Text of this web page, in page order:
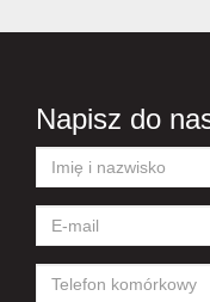
Napisz do